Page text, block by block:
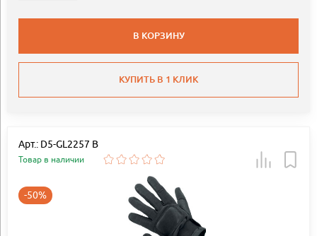
В КОРЗИНУ
КУПИТЬ В 1 КЛИК
Арт.: D5-GL2257 B
Товар в наличии
-50%